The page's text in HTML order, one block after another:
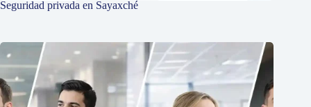
Seguridad privada en Sayaxché